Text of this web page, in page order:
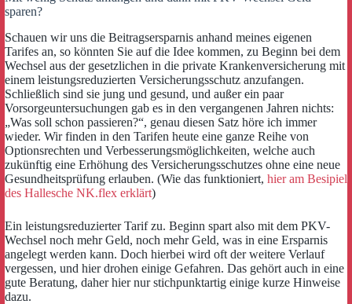
sparen?
Schauen wir uns die Beitragsersparnis anhand meines eigenen
Tarifes an, so könnten Sie auf die Idee kommen, zu Beginn bei dem
Wechsel aus der gesetzlichen in die private Krankenversicherung mit
einem leistungsreduzierten Versicherungsschutz anzufangen.
Schließlich sind sie jung und gesund, und außer ein paar
Vorsorgeuntersuchungen gab es in den vergangenen Jahren nichts:
„Was soll schon passieren?“, genau diesen Satz höre ich immer
wieder. Wir finden in den Tarifen heute eine ganze Reihe von
Optionsrechten und Verbesserungsmöglichkeiten, welche auch
zukünftig eine Erhöhung des Versicherungsschutzes ohne eine neue
Gesundheitsprüfung erlauben. (Wie das funktioniert, hier am Besipiel
des Hallesche NK.flex erklärt)
Ein leistungsreduzierter Tarif zu. Beginn spart also mit dem PKV-
Wechsel noch mehr Geld, noch mehr Geld, was in eine Ersparnis
angelegt werden kann. Doch hierbei wird oft der weitere Verlauf
vergessen, und hier drohen einige Gefahren. Das gehört auch in eine
gute Beratung, daher hier nur stichpunktartig einige kurze Hinweise
dazu.